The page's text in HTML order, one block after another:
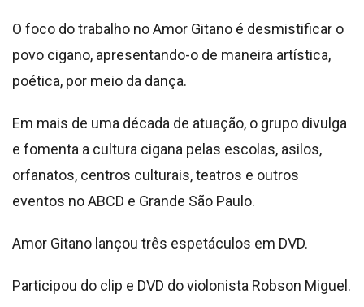
O foco do trabalho no Amor Gitano é desmistificar o
povo cigano, apresentando-o de maneira artística,
poética, por meio da dança.
Em mais de uma década de atuação, o grupo divulga
e fomenta a cultura cigana pelas escolas, asilos,
orfanatos, centros culturais, teatros e outros
eventos no ABCD e Grande São Paulo.
Amor Gitano lançou três espetáculos em DVD.
Participou do clip e DVD do violonista Robson Miguel.